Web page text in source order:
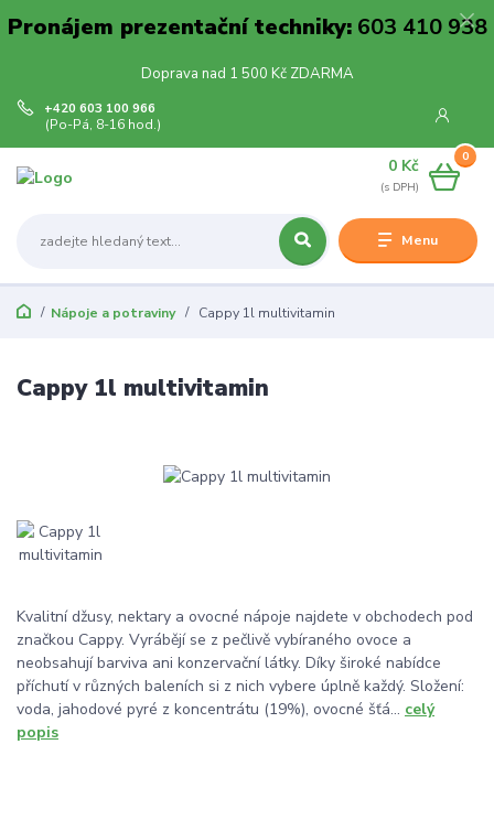
Pronájem prezentační techniky:603 410 938
Doprava nad 1 500 Kč ZDARMA
Menu
+420 603 100 966
(Po-Pá, 8-16 hod.)
0
0 Kč
Nápoje a potraviny Cappy 1l multivitamin
Cappy 1l multivitamin
Kvalitní džusy, nektary a ovocné nápoje najdete v obchodech pod
značkou Cappy. Vyrábějí se z pečlivě vybíraného ovoce a
neobsahují barviva ani konzervační látky. Díky široké nabídce
příchutí v různých baleních si z nich vybere úplně každý. Složení:
voda, jahodové pyré z koncentrátu (19%), ovocné šťá... celý
popis